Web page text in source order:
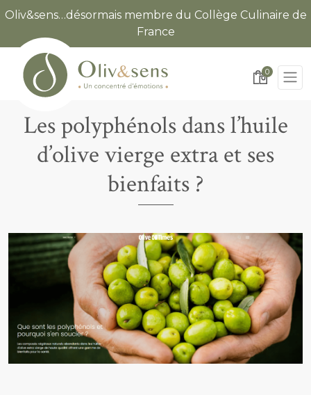
Oliv&sens…désormais membre du Collège Culinaire de
France
0
Les polyphénols dans l’huile
d’olive vierge extra et ses
bienfaits ?